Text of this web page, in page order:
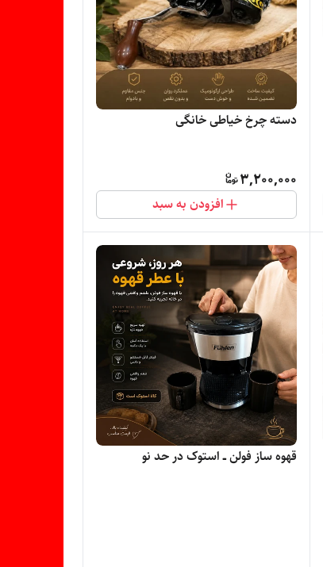
دسته چرخ خیاطی خانگی
3,200,000
افزودن به سبد
قهوه ساز فولن ــ استوک در حد نو